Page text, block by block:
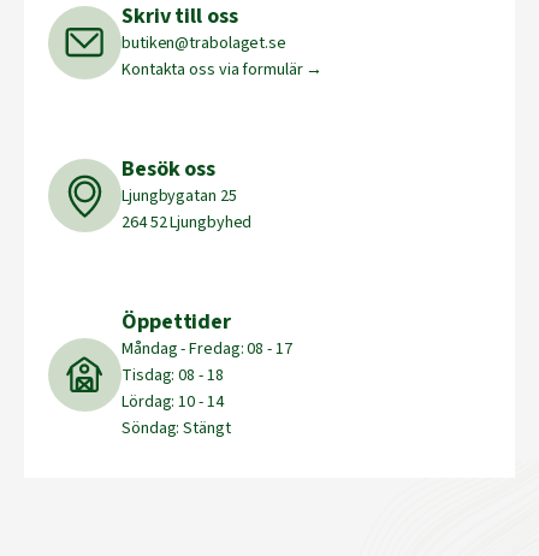
Skriv till oss
butiken@trabolaget.se
Kontakta oss via formulär →
Besök oss
Ljungbygatan 25
264 52 Ljungbyhed
Öppettider
Måndag - Fredag: 08 - 17
Tisdag: 08 - 18
Lördag: 10 - 14
Söndag: Stängt